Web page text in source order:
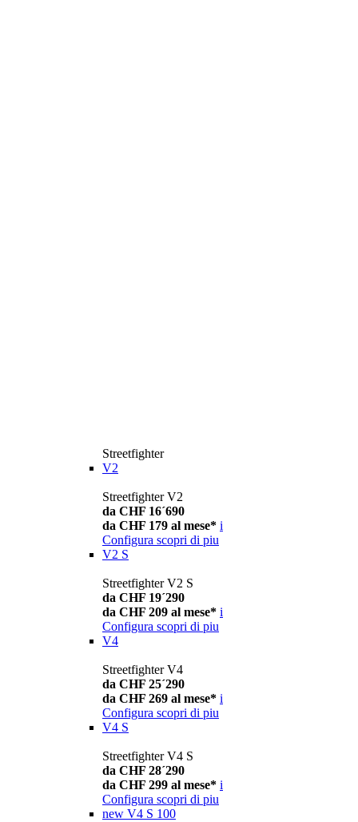
Streetfighter
V2
Streetfighter V2
da CHF 16´690
da CHF 179 al mese* i
Configura scopri di piu
V2 S
Streetfighter V2 S
da CHF 19´290
da CHF 209 al mese* i
Configura scopri di piu
V4
Streetfighter V4
da CHF 25´290
da CHF 269 al mese* i
Configura scopri di piu
V4 S
Streetfighter V4 S
da CHF 28´290
da CHF 299 al mese* i
Configura scopri di piu
new V4 S 100